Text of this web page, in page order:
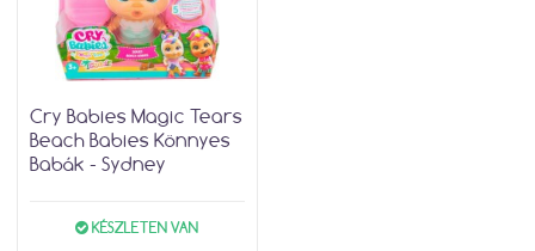
Cry Babies Magic Tears
Beach Babies Könnyes
Babák - Sydney
KÉSZLETEN VAN